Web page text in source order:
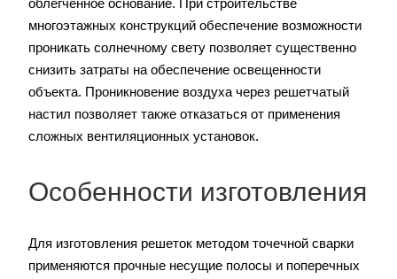
облегченное основание. При строительстве
многоэтажных конструкций обеспечение возможности
проникать солнечному свету позволяет существенно
снизить затраты на обеспечение освещенности
объекта. Проникновение воздуха через решетчатый
настил позволяет также отказаться от применения
сложных вентиляционных установок.
Особенности изготовления
Для изготовления решеток методом точечной сварки
применяются прочные несущие полосы и поперечных